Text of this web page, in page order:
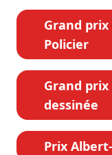
Grand prix
Policier
Grand prix
dessinée
Prix